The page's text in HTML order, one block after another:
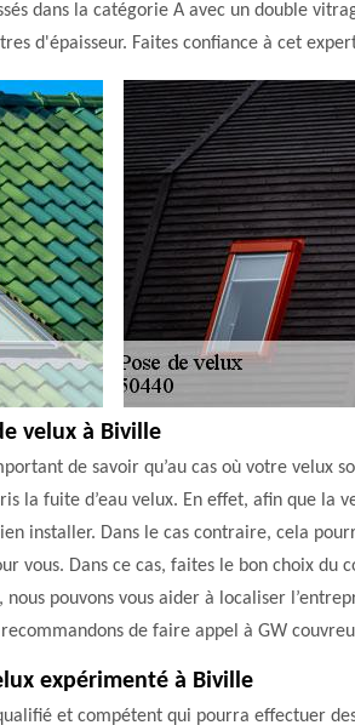
dans la catégorie A avec un double
d'épaisseur. Faites confiance à cet
velux à Biville
de savoir qu’au cas où votre velux
la fuite d’eau velux. En effet, afin que la
installer. Dans le cas contraire, cela
vous. Dans ce cas, faites le bon choix du
pouvons vous aider à localiser
de faire appel à GW
expérimenté à Biville
et compétent qui pourra effectuer